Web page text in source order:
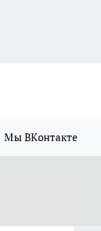
Мы ВКонтакте